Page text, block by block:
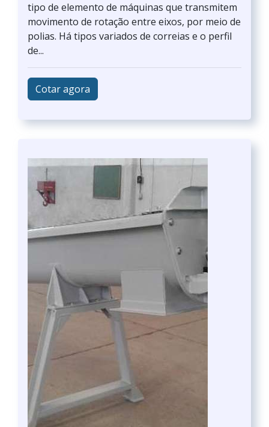
tipo de elemento de máquinas que transmitem
movimento de rotação entre eixos, por meio de
polias. Há tipos variados de correias e o perfil
de...
Cotar agora